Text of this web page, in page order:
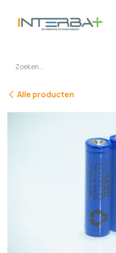
Alle producten